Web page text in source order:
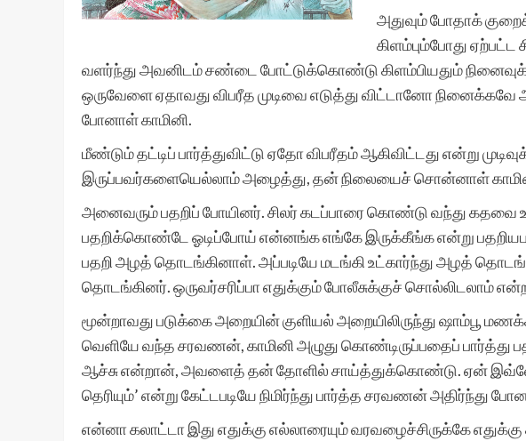
அதுவும் போதாக்
கிளம்பும்போது ஏற்பட்ட
வளர்ந்து அவனிடம் சண்டை போட்டுக்கொண்டு கிளம்பியதும்
ஒருவேளை ஏதாவது விபரீத முடிவை எடுத்து விட்டானோ நினைக்கவே
போனாள் காமினி.
மீண்டும் தட்டிப் பார்த்துவிட்டு ஏதோ விபரீதம் ஆகிவிட்டது என்று
இருப்பவர்களையெல்லாம் அழைத்து, தன் நிலையைச் சொன்னாள்
அனைவரும் பதறிப் போயினர். சிலர் கடப்பாரை கொண்டு வந்து கதவை
பதறிக்கொண்டே ஓடிப்போய் என்னங்க எங்கே இருக்கீங்க என்று
பதறி அழத் தொடங்கினாள். அப்படியே மடங்கி உட்கார்ந்து அழத்
தொடங்கினர். ஒருவர்சரிப்பா எதுக்கும் போலீசுக்குச் சொல்லிடலாம்
மூன்றாவது படுக்கை அறையின் குளியல் அறையிலிருந்து ஷாம்பூ
வெளியே வந்த சரவணன், காமினி அழுது கொண்டிருப்பதைப் பார்த்து
ஆச்சு என்றான், அவளைத் தன் தோளில் சாய்த்துக்கொண்டு. ஏன்
தெரியும்’ என்று கேட்டபடியே நிமிர்ந்து பார்த்த சரவணன் அதிர்ந்து
என்னா கலாட்டா இது எதுக்கு எல்லாரையும் வரவழைச்சிருக்கே